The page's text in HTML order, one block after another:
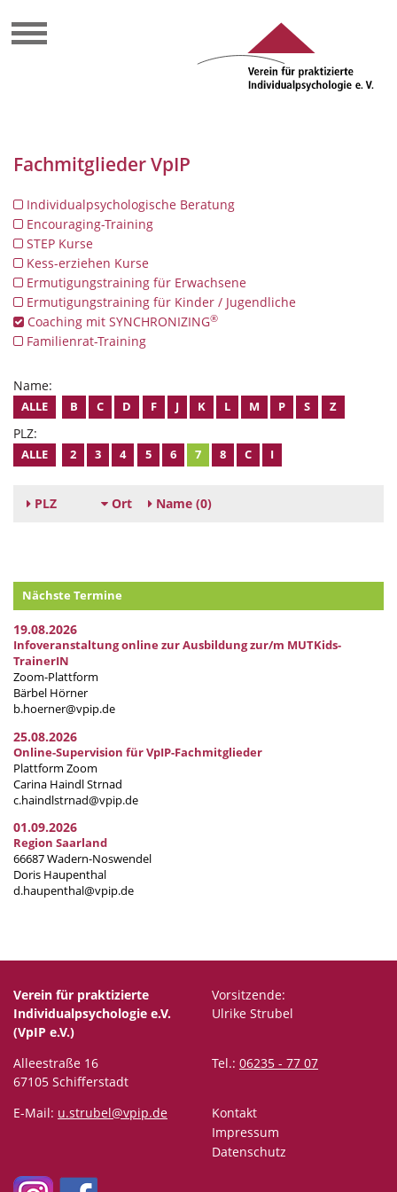
Fachmitglieder VpIP
Individualpsychologische Beratung
Encouraging-Training
STEP Kurse
Kess-erziehen Kurse
Ermutigungstraining für Erwachsene
Ermutigungstraining für Kinder / Jugendliche
Coaching mit SYNCHRONIZING®
Familienrat-Training
Name:
ALLE B C D F J K L M P S Z
PLZ:
ALLE 2 3 4 5 6 7 8 C I
PLZ Ort Name (0)
Nächste Termine
19.08.2026
Infoveranstaltung online zur Ausbildung zur/m MUTKids-
TrainerIN
Zoom-Plattform
Bärbel Hörner
b.hoerner@vpip.de
25.08.2026
Online-Supervision für VpIP-Fachmitglieder
Plattform Zoom
Carina Haindl Strnad
c.haindlstrnad@vpip.de
01.09.2026
Region Saarland
66687 Wadern-Noswendel
Doris Haupenthal
d.haupenthal@vpip.de
Verein für praktizierte
Individualpsychologie e.V.
(VpIP e.V.)
Vorsitzende:
Ulrike Strubel
Alleestraße 16
67105 Schifferstadt
Tel.: 06235 - 77 07
E-Mail: u.strubel@vpip.de
Kontakt
Impressum
Datenschutz